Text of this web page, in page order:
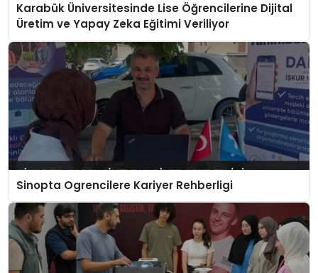
Karabük Üniversitesinde Lise Öğrencilerine Dijital
Üretim ve Yapay Zeka Eğitimi Veriliyor
Sinopta Ogrencilere Kariyer Rehberligi